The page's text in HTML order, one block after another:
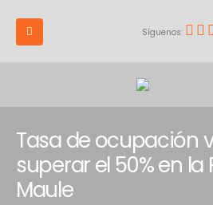
Síguenos:
Tasa de ocupación
superar el 50% en la
Maule